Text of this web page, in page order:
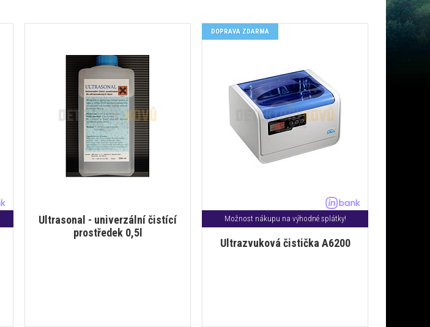
Ultrasonal - univerzální čistící
prostředek 0,5l
Možnost nákupu na výhodné splátky!
Ultrazvuková čistička A6200
DOPRAVA ZDARMA